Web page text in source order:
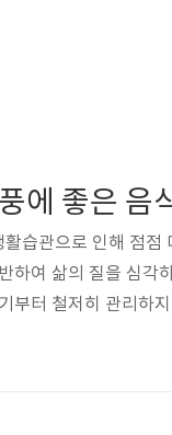
에 좋은 음
습관으로 인해 점
하여 삶의 질을 심각
부터 철저히 관리하
리하기 위해 통풍의